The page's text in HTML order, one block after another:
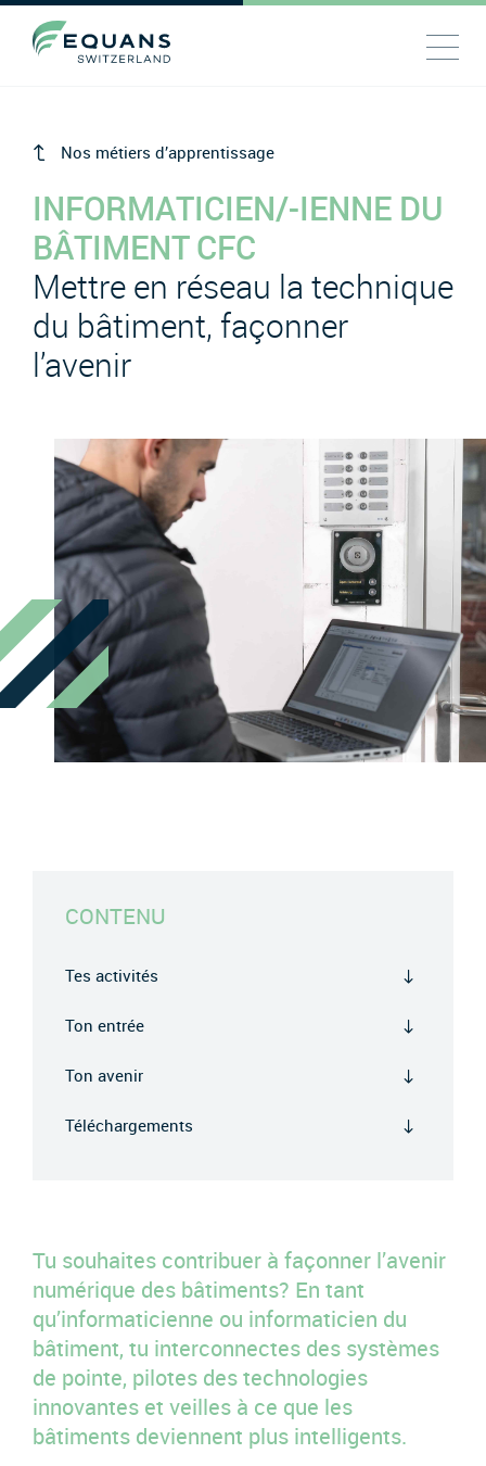
Nos métiers d’apprentissage
INFORMATICIEN/-IENNE DU
BÂTIMENT CFC
Mettre en réseau la technique
du bâtiment, façonner
l’avenir
CONTENU
Tes activités
Ton entrée
Ton avenir
Téléchargements
Tu souhaites contribuer à façonner l’avenir
numérique des bâtiments? En tant
qu’informaticienne ou informaticien du
bâtiment, tu interconnectes des systèmes
de pointe, pilotes des technologies
innovantes et veilles à ce que les
bâtiments deviennent plus intelligents.